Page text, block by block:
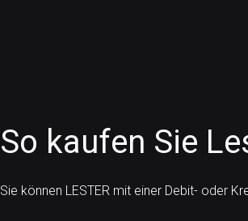
So kaufen Sie
Sie können LESTER mit einer Debit- oder